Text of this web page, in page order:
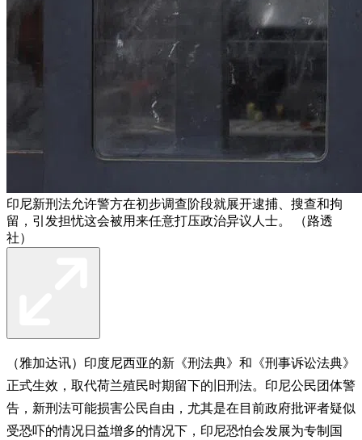
印尼新刑法允许警方在初步调查阶段就展开逮捕、搜查和拘
留，引发担忧这会被用来任意打压政治异议人士。 （路透
社）
（雅加达讯）印度尼西亚的新《刑法典》和《刑事诉讼法典》
正式生效，取代荷兰殖民时期留下的旧刑法。印尼公民团体警
告，新刑法可能损害公民自由，尤其是在目前政府批评者疑似
受恐吓的情况日益增多的情况下，印尼恐怕会发展为专制国